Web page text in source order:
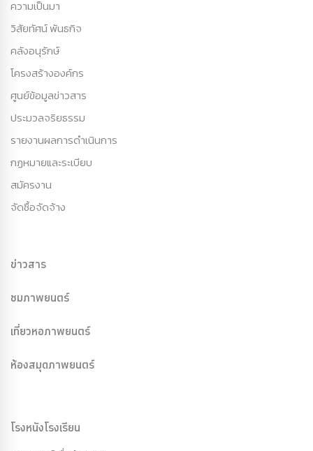
ความเป็นมา
วิสัยทัศน์ พันธกิจ
คลังอนุรักษ์
โครงสร้างองค์กร
ศูนย์ข้อมูลข่าวสาร
ประมวลจริยธรรม
รายงานผลการดำเนินการ
กฏหมายและระเบียบ
สมัครงาน
จัดซื้อจัดจ้าง
ข่าวสาร
ชมภาพยนตร์
เที่ยวหอภาพยนตร์
ห้องสมุดภาพยนตร์
โรงหนังโรงเรียน